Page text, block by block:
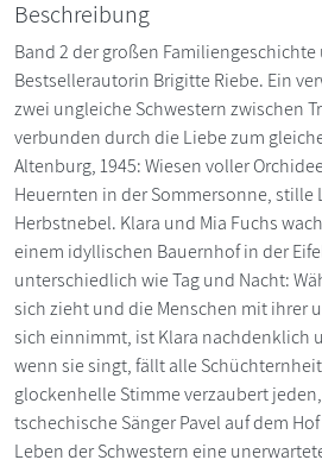
Beschreibung
Band 2 der großen Familiengeschichte
Bestsellerautorin Brigitte Riebe. Ein
zwei ungleiche Schwestern zwischen
verbunden durch die Liebe zum
Altenburg, 1945: Wiesen voller
Heuernten in der Sommersonne, stille
Herbstnebel. Klara und Mia Fuchs
einem idyllischen Bauernhof in der
unterschiedlich wie Tag und Nacht:
sich zieht und die Menschen mit ihrer
sich einnimmt, ist Klara nachdenklich
wenn sie singt, fällt alle
glockenhelle Stimme verzaubert
tschechische Sänger Pavel auf dem
Leben der Schwestern eine